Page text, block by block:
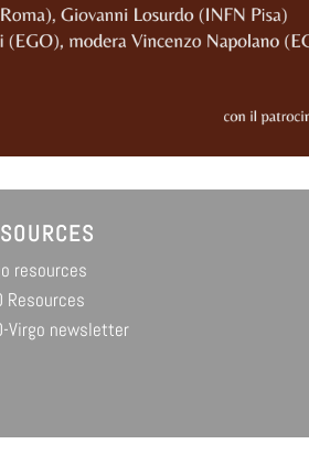
resources
Resources
Virgo newsletter